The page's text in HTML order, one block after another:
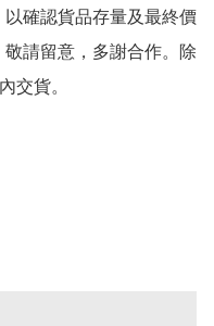
確認貨品存量及最終價
請留意，多謝合作。除
交貨。